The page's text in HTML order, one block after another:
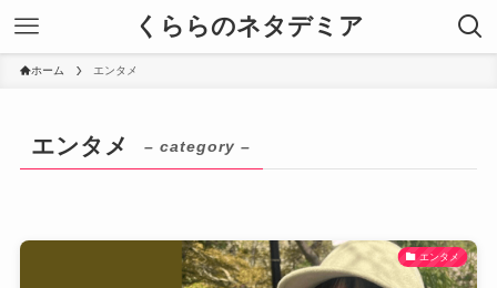
くららのネタデミア
ホーム エンタメ
エンタメ – category –
エンタメ